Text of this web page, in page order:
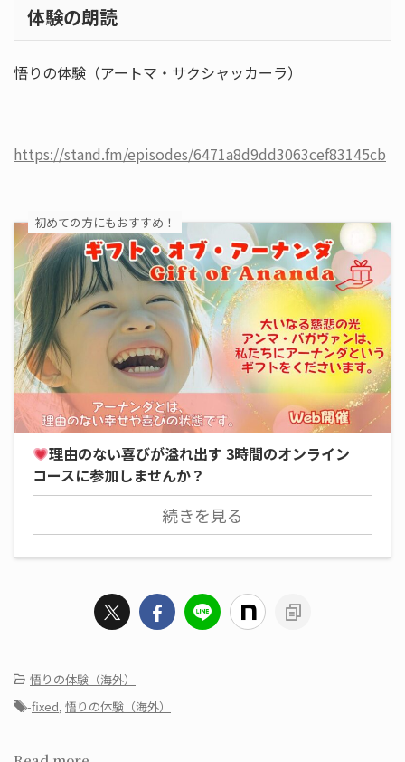
体験の朗読
悟りの体験（アートマ・サクシャッカーラ）
https://stand.fm/episodes/6471a8d9dd3063cef83145cb
初めての方にもおすすめ！
理由のない喜びが溢れ出す 3時間のオンライン
コースに参加しませんか？
続きを見る
-悟りの体験（海外）
-fixed, 悟りの体験（海外）